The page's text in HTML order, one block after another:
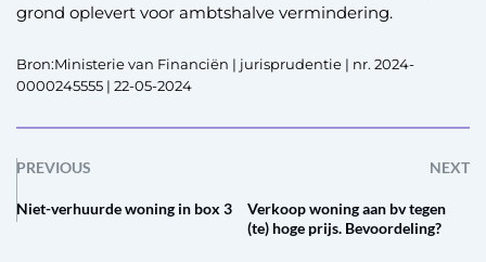
grond oplevert voor ambtshalve vermindering.
Bron:Ministerie van Financiën | jurisprudentie | nr. 2024-
0000245555 | 22-05-2024
PREVIOUS NEXT
Niet-verhuurde woning in box 3
Verkoop woning aan bv tegen
(te) hoge prijs. Bevoordeling?